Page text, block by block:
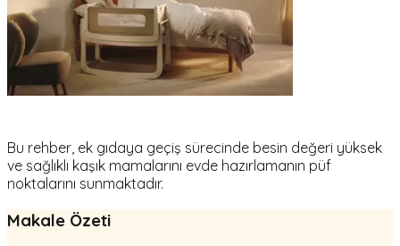
Bu rehber, ek gıdaya geçiş sürecinde besin değeri yüksek
ve sağlıklı kaşık mamalarını evde hazırlamanın püf
noktalarını sunmaktadır.
Makale Özeti